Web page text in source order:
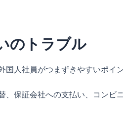
のトラブル
国人社員がつまずきやすいポイン
、保証会社への支払い、コンビ